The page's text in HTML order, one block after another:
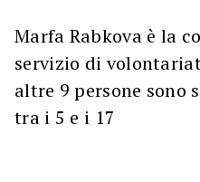
Marfa Rabkova è la
servizio di
altre 9 persone
tra i 5 e i 17